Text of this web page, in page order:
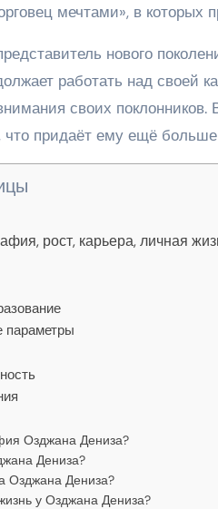
мечтами», в которых
нового
работать над своей
своих
что придаёт ему ещё
рост, карьера, личная
параметры
Озджана Дениза?
Дениза?
Озджана Дениза?
у Озджана Дениза?